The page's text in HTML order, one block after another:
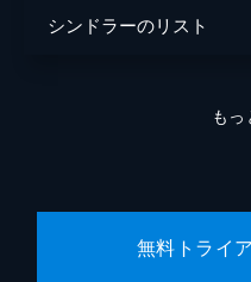
シンドラーのリスト
も
無料トライ